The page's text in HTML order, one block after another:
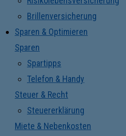
Brillenversicherung
Sparen & Optimieren
Sparen
Spartipps
Telefon & Handy
Steuer & Recht
Steuererklärung
Miete & Nebenkosten